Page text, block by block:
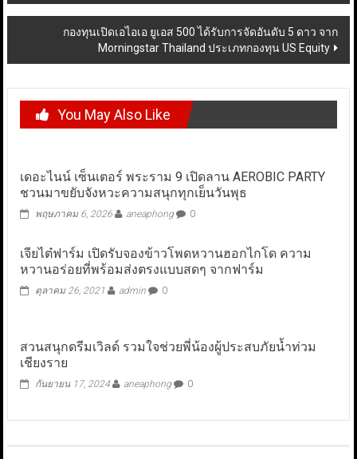
navigation
กองทุนเปิดเอไอเอ ยูเอส 500 ได้รับการจัดอันดับ 5 ดาว จาก
Morningstar Thailand ประเภทกองทุน US Equity
You May Also Like
เดอะไนน์ เซ็นเตอร์ พระราม 9 เปิดลาน AEROBIC PARTY
ชวนมาขยับจังหวะความสนุกทุกเย็นวันพุธ
พฤษภาคม 6, 2026 aneaphong 0
เจียไต๋ฟาร์ม เปิดรับจองข้าวโพดหวานฮอกไกโด ความ
หวานอร่อยที่พร้อมส่งตรงแบบสดๆ จากฟาร์ม
ตุลาคม 26, 2021 admin 0
สวนสนุกดรีมเวิลด์ รวมใจช่วยพี่น้องผู้ประสบภัยน้ำท่วม
เชียงราย
กันยายน 17, 2024 aneaphong 0